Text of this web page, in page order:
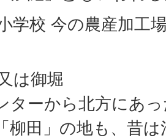
学校 今の農産加工
は御堀
ターから北方にあ
柳田」の地も、昔